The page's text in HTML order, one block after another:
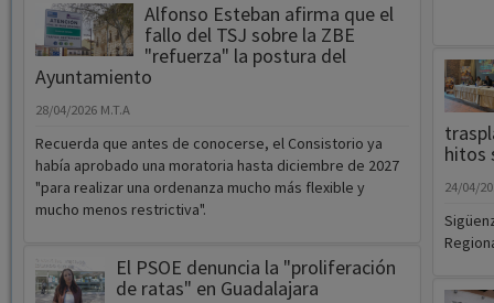
Alfonso Esteban afirma que el
fallo del TSJ sobre la ZBE
"refuerza" la postura del
Ayuntamiento
28/04/2026 M.T.A
Recuerda que antes de conocerse, el Consistorio ya
había aprobado una moratoria hasta diciembre de 2027
"para realizar una ordenanza mucho más flexible y
mucho menos restrictiva".
El PSOE denuncia la "proliferación
de ratas" en Guadalajara
hitos
24/04/